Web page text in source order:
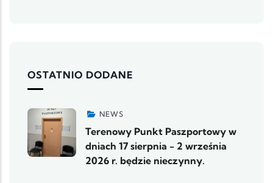
OSTATNIO DODANE
NEWS
Terenowy Punkt Paszportowy w
dniach 17 sierpnia - 2 września
2026 r. będzie nieczynny.